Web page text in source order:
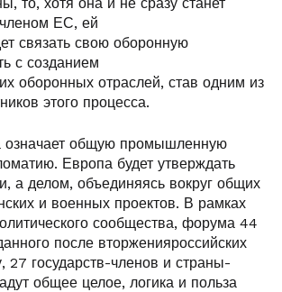
ЕС, ей
связать свою оборонную
с созданием
оборонных отраслей, став одним из
этого процесса.
общую промышленную
Европа будет утверждать
а делом, объединяясь вокруг общих
и военных проектов. В рамках
сообщества, форума 44
после вторженияроссийских
27 государств-членов и страны-
общее целое, логика и польза